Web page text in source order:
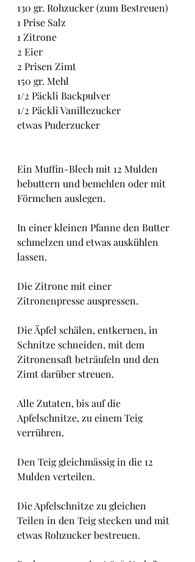
130 gr. Rohzucker (zum Bestreuen)
1 Prise Salz
1 Zitrone
2 Eier
2 Prisen Zimt
150 gr. Mehl
1/2 Päckli Backpulver
1/2 Päckli Vanillezucker
etwas Puderzucker
Ein Muffin-Blech mit 12 Mulden
bebuttern und bemehlen oder mit
Förmchen auslegen.
In einer kleinen Pfanne den Butter
schmelzen und etwas auskühlen
lassen.
Die Zitrone mit einer
Zitronenpresse auspressen.
Die Äpfel schälen, entkernen, in
Schnitze schneiden, mit dem
Zitronensaft beträufeln und den
Zimt darüber streuen.
Alle Zutaten, bis auf die
Apfelschnitze, zu einem Teig
verrühren.
Den Teig gleichmässig in die 12
Mulden verteilen.
Die Apfelschnitze zu gleichen
Teilen in den Teig stecken und mit
etwas Rohzucker bestreuen.